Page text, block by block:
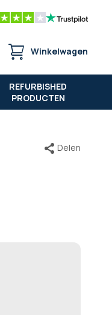
Winkelwagen
REFURBISHED
PRODUCTEN
Delen